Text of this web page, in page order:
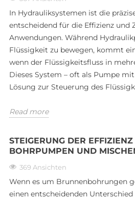
In Hydrauliksystemen ist die
entscheidend für die Effizienz und
Anwendungen. Während
Flüssigkeit zu bewegen, kommt
wenn der Flüssigkeitsfluss in
Dieses System – oft als Pumpe
Lösung zur Steuerung des
Read more
STEIGERUNG DER
BOHRPUMPEN UND
369 Ansichten
Wenn es um Brunnenbohrungen
einen entscheidenden